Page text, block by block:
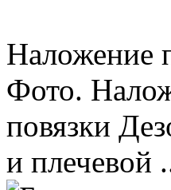
Наложение
Фото.
повязки
и плечевой